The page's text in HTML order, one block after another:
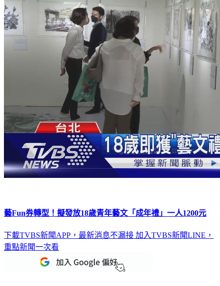
藝Fun券轉型！擬發放18歲青年藝文「成年禮」一人1200元
下載TVBS新聞APP，最新消息不漏接 加入TVBS新聞LINE，
重點新聞一次看